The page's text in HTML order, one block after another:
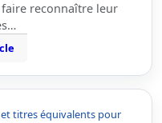
reconnaître leur